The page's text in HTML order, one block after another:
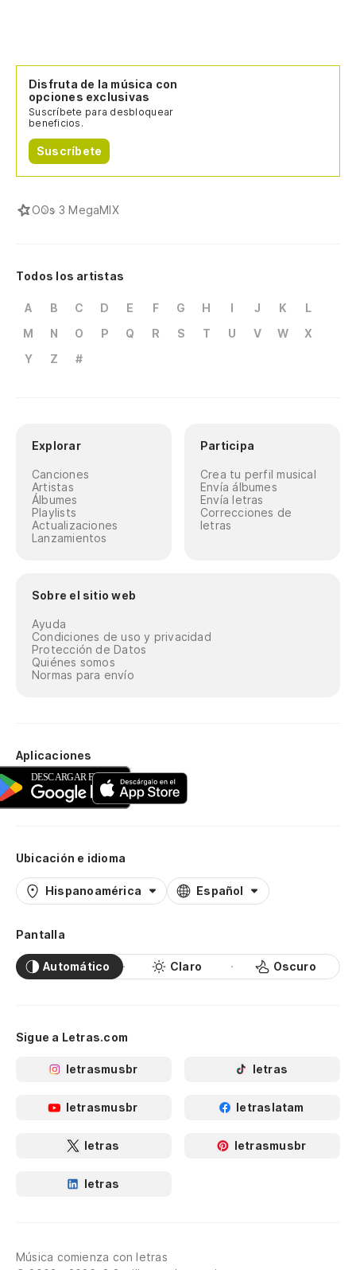
Disfruta de la música con
opciones exclusivas
Suscríbete para desbloquear
beneficios.
Suscríbete
OOs 3 MegaMIX
Todos los artistas
A B C D E F G H I J K
L
M
N O P Q R S T U V W
X
Y
Z #
Explorar
Canciones
Artistas
Álbumes
Playlists
Actualizaciones
Lanzamientos
Participa
Crea tu perfil musical
Envía álbumes
Envía letras
Correcciones de
letras
Sobre el sitio web
Ayuda
Condiciones de uso y privacidad
Protección de Datos
Quiénes somos
Normas para envío
Aplicaciones
Ubicación e idioma
Hispanoamérica Español
Pantalla
Automático Claro Oscuro
Sigue a Letras.com
letrasmusbr letras
letrasmusbr letraslatam
letras letrasmusbr
letras
Música comienza con letras